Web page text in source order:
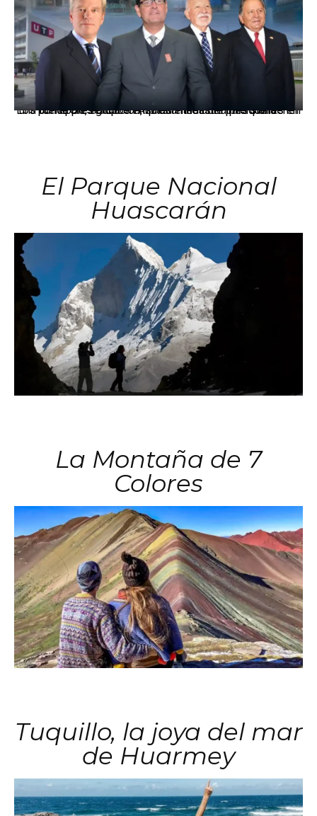
Los principales grupos empresariales del país mantienen una fuerte presencia en Áncash mediante inversiones en comercio, educación, salud e industria pesquera.
El Parque Nacional
Huascarán
La Montaña de 7
Colores
Tuquillo, la joya del mar
de Huarmey